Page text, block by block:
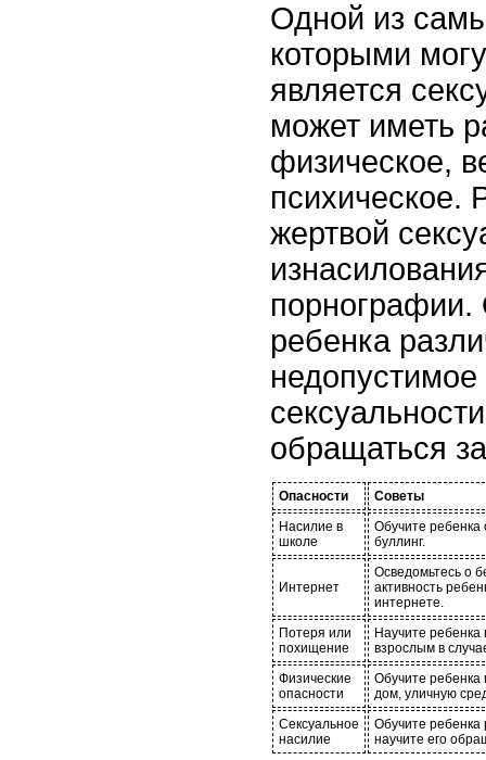
Одной из
которыми
является
может иметь
физическое,
психическое.
жертвой
порнографии.
ребенка
обращаться
Опасности
Советы
Насилие в
школе
Обучите
буллинг.
Интернет
Осведомьтесь о
активность
интернете.
Потеря или
похищение
Научите
взрослым в
Физические
опасности
Обучите ребенка
дом, уличную
Сексуальное
насилие
Обучите ребенка
научите его